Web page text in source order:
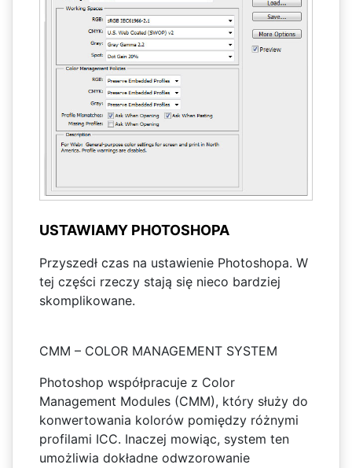
USTAWIAMY PHOTOSHOPA
Przyszedł czas na ustawienie Photoshopa. W
tej części rzeczy stają się nieco bardziej
skomplikowane.
CMM – COLOR MANAGEMENT SYSTEM
Photoshop współpracuje z Color
Management Modules (CMM), który służy do
konwertowania kolorów pomiędzy różnymi
profilami ICC. Inaczej mowiąc, system ten
umożliwia dokładne odwzorowanie